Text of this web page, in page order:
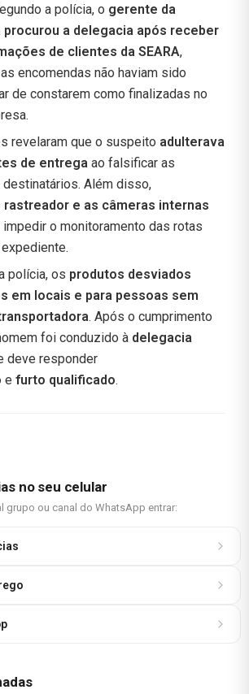
a polícia, o gerente da
a delegacia após receber
de clientes da SEARA,
encomendas não haviam sido
de constarem como finalizadas no
revelaram que o suspeito adulterava
de entrega ao falsificar as
Além disso,
rastreador e as câmeras internas
impedir o monitoramento das rotas
polícia, os produtos desviados
em locais e para pessoas sem
. Após o cumprimento
foi conduzido à delegacia
deve responder
e furto qualificado.
no seu celular
grupo ou canal do WhatsApp entrar: